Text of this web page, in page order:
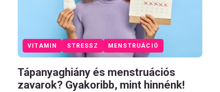
VITAMIN STRESSZ MENSTRUÁCIÓ
Tápanyaghiány és menstruációs
zavarok? Gyakoribb, mint hinnénk!